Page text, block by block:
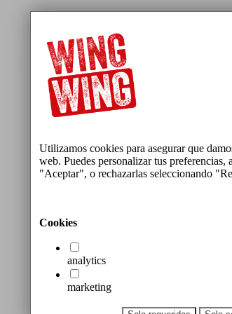
Utilizamos cookies para asegurar que
web. Puedes personalizar tus
"Aceptar", o rechazarlas seleccionando
Cookies
analytics
marketing